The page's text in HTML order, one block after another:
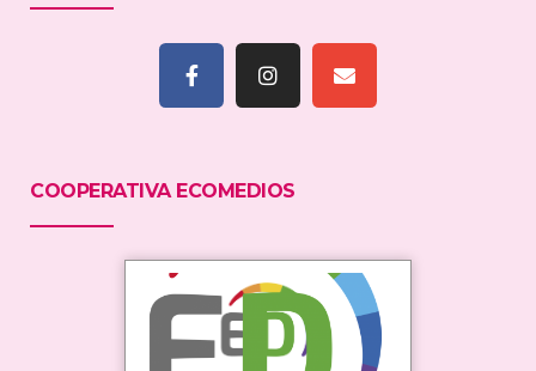
COOPERATIVA ECOMEDIOS